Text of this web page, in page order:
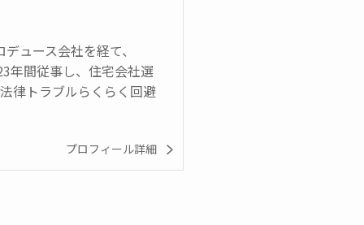
ュース会社を経て、
年間従事し、住宅会社選
律トラブルらくらく回避
プロフィール詳細